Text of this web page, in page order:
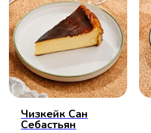
Чизкейк Сан
Себастьян